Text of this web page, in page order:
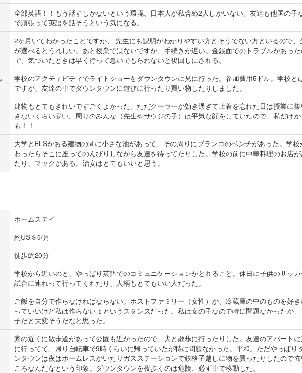
全部英語！！もう話すしかないという環境。日本人が私含め2人しかいない。友達も他国の子
で頑張って英語を話そうという気になる。
2ヶ月いてわかったことですが、 先生にも説明がわかりやすい方とそうでない方といるので、
が選べるとうれしい。あと授業ではないですが、手続きが遅い。金銭面でのトラブルがあっ
で、気づいたときは早く行って急いでもらわないと後回しにされる。
学校のアクティビティでライトショーをダウンタウンに見に行った。参加費用5ドル。学校と
ですが、友達の車でダウンタウンに遊びに行ったり買い物したりしました。
建物もとてもきれいですごくよかった。ただクーラーが効き過ぎて上着を忘れた日は授業に
きないくらい寒い。周りのみんな（先生やサウジの子）は平気な顔をしていたので、私だけか
も！！
大学とELSがある建物の間に小さな池があって、その周りにブランコのベンチがあった。学校
わったらそこに座ってのんびりしながら友達を待ってたりした。学校の前に中華料理のお店が
たり、マックがある。治安はとてもいいと思う。
ホームステイ
約US＄0/月
徒歩約20分
学校から近いのと、やっぱり英語でのコミュニケーションがとれること。休日に子供のサッ
試合に連れって行ってくれたり、人柄もとてもいい人だった。
ご飯を自分で作らなければならない。ホストファミリー（女性）が、冷蔵庫の中のものを好き
っていいけど私は作らないよというスタンスだった。私は女の子なので特に問題なかったが
子だと大変そうだなと思った。
家の近くに散歩道があって公園も近かったので、犬と散歩に行ったりした。友達のアパート
に行ってて、帰り自転車で9時くらいに帰っていたが特に問題なかった。平和。ただやっぱり
ンタウンは夜はホームレスがいたりガスステーションで鉄格子越しに物を買ったりしたので怖
ころなんだなという印象。ダウンタウンを夜歩くのは危険、必ず車で移動した。